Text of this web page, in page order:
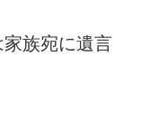
族宛に遺言